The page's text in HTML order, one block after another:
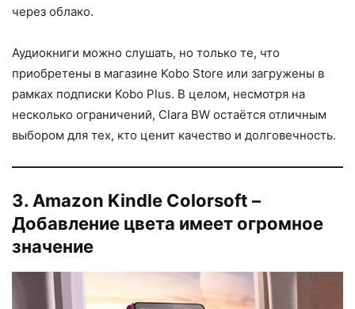
через облако.
Аудиокниги можно слушать, но только те, что
приобретены в магазине Kobo Store или загружены в
рамках подписки Kobo Plus. В целом, несмотря на
несколько ограничений, Clara BW остаётся отличным
выбором для тех, кто ценит качество и долговечность.
3. Amazon Kindle Colorsoft –
Добавление цвета имеет огромное
значение